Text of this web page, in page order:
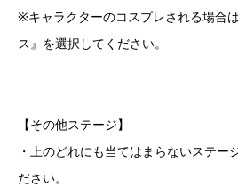
※キャラクターのコスプレされる場合
ス』を選択してください。
【その他ステージ】
・上のどれにも当てはまらないステー
ださい。